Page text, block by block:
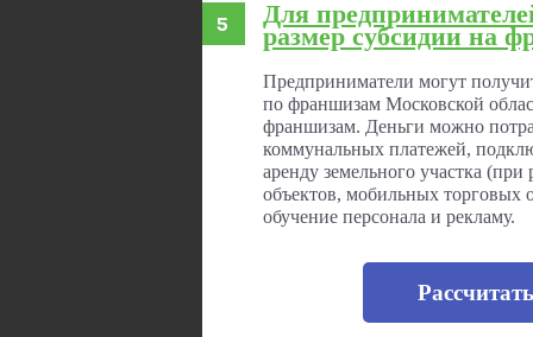
Для
размер субсидии на
Предприниматели могут
по франшизам Московской
франшизам. Деньги можно
коммунальных платежей,
аренду земельного участка
объектов, мобильных торговых
обучение персонала и рекламу.